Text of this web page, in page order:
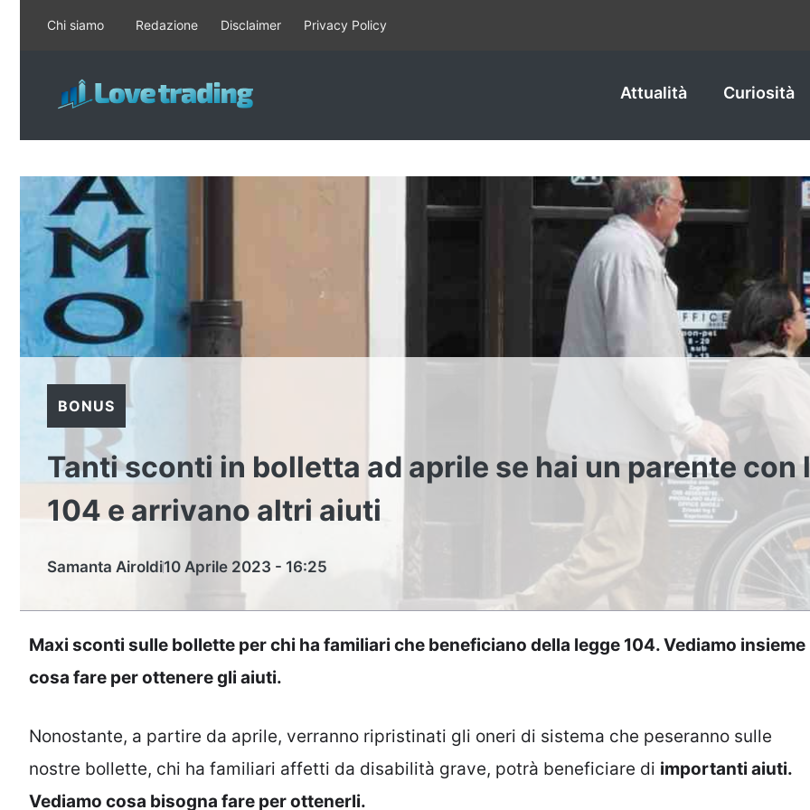
contenuto
Chi siamo Redazione Disclaimer Privacy Policy
Attualità Curiosità
BONUS
Tanti sconti in bolletta ad aprile se hai un parente con
104 e arrivano altri aiuti
Samanta Airoldi10 Aprile 2023 - 16:25
Maxi sconti sulle bollette per chi ha familiari che beneficiano della legge 104. Vediamo insieme
cosa fare per ottenere gli aiuti.
Nonostante, a partire da aprile, verranno ripristinati gli oneri di sistema che peseranno sulle
nostre bollette, chi ha familiari affetti da disabilità grave, potrà beneficiare di importanti aiuti.
Vediamo cosa bisogna fare per ottenerli.